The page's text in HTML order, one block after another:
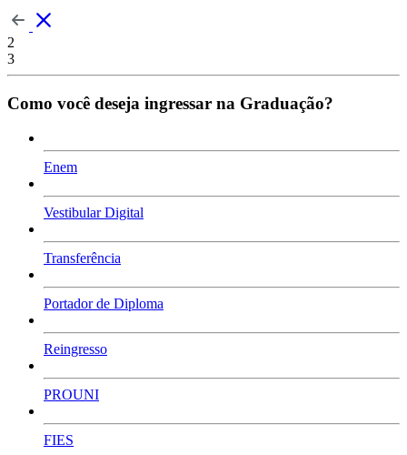
2
3
Como você deseja ingressar na Graduação?
Enem
Vestibular Digital
Transferência
Portador de Diploma
Reingresso
PROUNI
FIES